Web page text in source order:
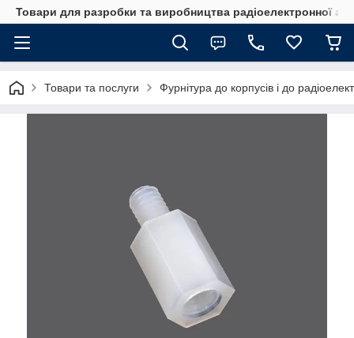
Товари для разробки та виробництва радіоелектронної
Товари та послуги Фурнітура до корпусів і до